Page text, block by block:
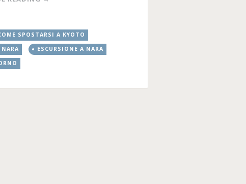
SPOSTARSI A KYOTO
NARA
ESCURSIONE A NARA